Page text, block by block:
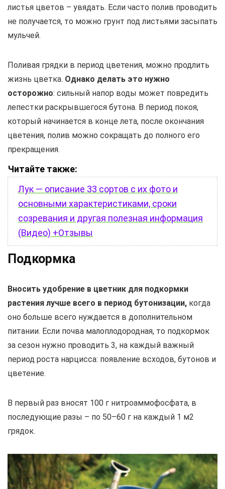
листья цветов – увядать. Если часто полив проводить
не получается, то можно грунт под листьями засыпать
мульчей.
Поливая грядки в период цветения, можно продлить
жизнь цветка. Однако делать это нужно
осторожно: сильный напор воды может повредить
лепестки раскрывшегося бутона. В период покоя,
который начинается в конце лета, после окончания
цветения, полив можно сокращать до полного его
прекращения.
Читайте также:
Лук — описание 33 сортов с их фото и
основными характеристиками, сроки
созревания и другая полезная информация
(Видео) +Отзывы
Подкормка
Вносить удобрение в цветник для подкормки
растения лучше всего в период бутонизации, когда
оно больше всего нуждается в дополнительном
питании. Если почва малоплодородная, то подкормок
за сезон нужно проводить 3, на каждый важный
период роста нарцисса: появление всходов, бутонов и
цветение.
В первый раз вносят 100 г нитроаммофосфата, в
последующие разы – по 50–60 г на каждый 1 м2
грядок.